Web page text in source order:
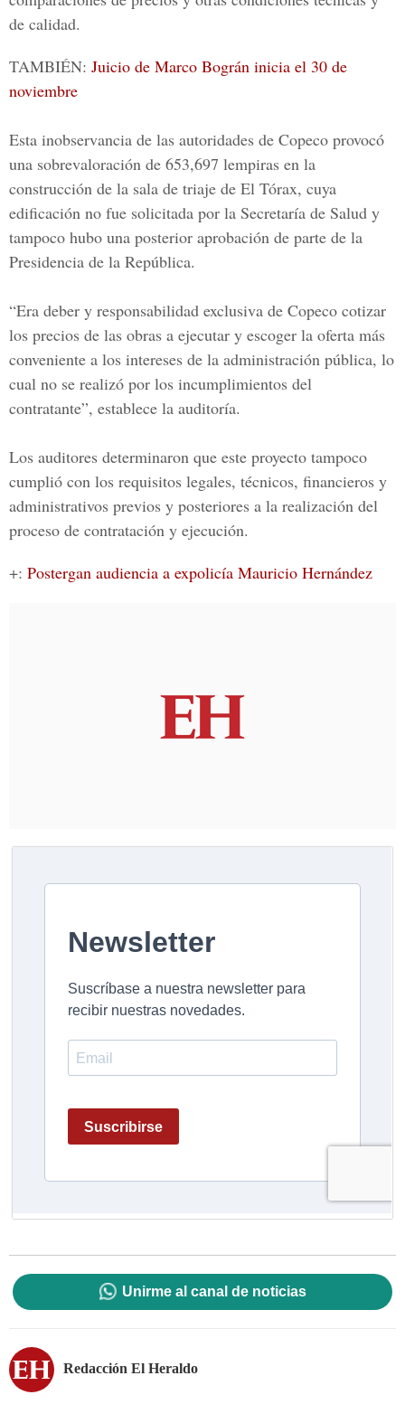
de calidad.
TAMBIÉN: Juicio de Marco Bográn inicia el 30 de
noviembre
Esta inobservancia de las autoridades de Copeco provocó
una sobrevaloración de 653,697 lempiras en la
construcción de la sala de triaje de El Tórax, cuya
edificación no fue solicitada por la Secretaría de Salud y
tampoco hubo una posterior aprobación de parte de la
Presidencia de la República.
“Era deber y responsabilidad exclusiva de Copeco cotizar
los precios de las obras a ejecutar y escoger la oferta más
conveniente a los intereses de la administración pública, lo
cual no se realizó por los incumplimientos del
contratante”, establece la auditoría.
Los auditores determinaron que este proyecto tampoco
cumplió con los requisitos legales, técnicos, financieros y
administrativos previos y posteriores a la realización del
proceso de contratación y ejecución.
+: Postergan audiencia a expolicía Mauricio Hernández
Unirme al canal de noticias
Redacción El Heraldo